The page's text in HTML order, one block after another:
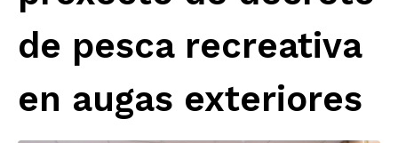
de pesca recreativa
en augas exteriores